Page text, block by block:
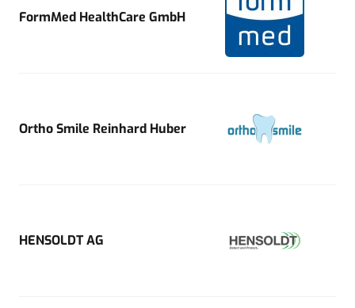
FormMed HealthCare GmbH
Ortho Smile Reinhard Huber
HENSOLDT AG